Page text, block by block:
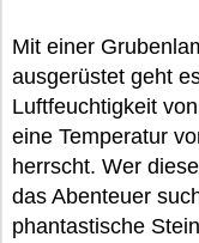
Mit einer
ausgerüstet geht
Luftfeuchtigkeit
eine Temperatur
herrscht. Wer
das Abenteuer
phantastische